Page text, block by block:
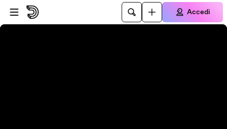
Vai al lettore
Passa al contenuto principale
Accedi